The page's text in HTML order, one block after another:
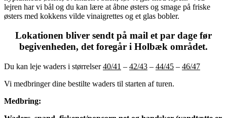
lejren har vi bål og du kan lære at åbne østers og smage på friske
østers med kokkens vilde vinaigrettes og et glas bobler.
Lokationen bliver sendt på mail et par dage før
begivenheden, det foregår i Holbæk området.
Du kan leje waders i størrelser40/41 – 42/43 – 44/45 – 46/47
Vi medbringer dine bestilte waders til starten af turen.
Medbring: